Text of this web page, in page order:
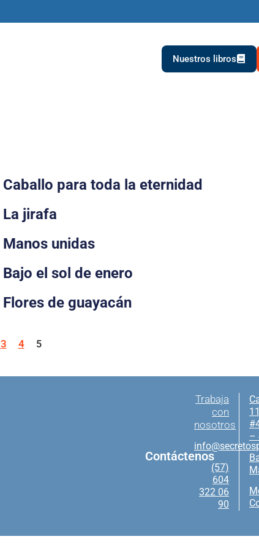
Nuestros libros
Caballo para toda la eternidad
La jirafa
Manos unidas
Bajo el sol de enero
Flores de guayacán
3 4 5
Contáctenos
Trabaja
con
nosotros
(57)
604
322 06
90
–